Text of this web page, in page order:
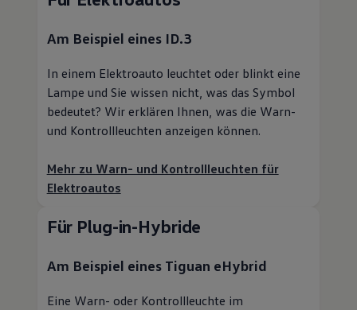
Am Beispiel eines ID.3
In einem Elektroauto leuchtet oder blinkt eine
Lampe und Sie wissen nicht, was das Symbol
bedeutet? Wir erklären Ihnen, was die Warn-
und Kontrollleuchten anzeigen können.
Mehr zu Warn- und Kontrollleuchten für
Elektroautos
Für Plug-in-Hybride
Am Beispiel eines Tiguan eHybrid
Eine Warn- oder Kontrollleuchte im